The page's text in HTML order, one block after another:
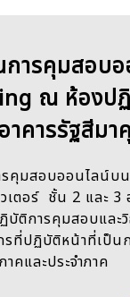
ารคุมสอบอ
ณ ห้องป
าคารรัฐสีม
คุมสอบออนไลน์
เตอร์ ชั้น 2 และ 3
บัติการคุมสอบและ
รที่ปฏิบัติหน้าที่เป็น
คและประจำภาค